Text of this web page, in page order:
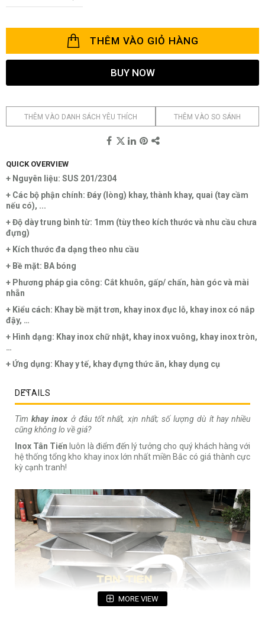
THÊM VÀO GIỎ HÀNG
BUY NOW
THÊM VÀO DANH SÁCH YÊU THÍCH THÊM VÀO SO SÁNH
QUICK OVERVIEW
+ Nguyên liệu: SUS 201/2304
+ Các bộ phận chính: Đáy (lòng) khay, thành khay, quai (tay cầm
nếu có), ...
+ Độ dày trung bình từ: 1mm (tùy theo kích thước và nhu cầu chưa
đựng)
+ Kích thước đa dạng theo nhu cầu
+ Bề mặt: BA bóng
+ Phương pháp gia công: Cắt khuôn, gấp/ chấn, hàn góc và mài
nhẵn
+ Kiểu cách: Khay bề mặt trơn, khay inox đục lỗ, khay inox có nắp
đậy, …
+ Hình dạng: Khay inox chữ nhật, khay inox vuông, khay inox tròn,
…
+ Ứng dụng: Khay y tế, khay đựng thức ăn, khay dụng cụ
DETAILS
Tìmkhay inox ở đâu tốt nhất, xịn nhất; số lượng dù ít hay nhiều
cũng không lo về giá?
Inox Tân Tiến luôn là điểm đến lý tưởng cho quý khách hàng với
hệ thống tổng kho khay inox lớn nhất miền Bắc có giá thành cực
kỳ cạnh tranh!
MORE VIEW